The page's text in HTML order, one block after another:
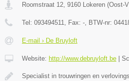
Roomstraat 12, 9160 Lokeren (Oost-
Tel: 093494511, Fax: -, BTW-nr:
E-mail › De Bruyloft
Website: http://www.debruyloft.be
Specialist in trouwringen en